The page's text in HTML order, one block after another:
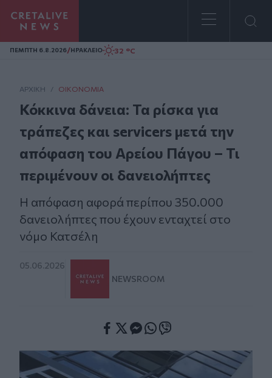
Homepage
ΠΕΜΠΤΗ 6.8.2026/ΗΡΑΚΛΕΙΟ 32 °C
ΑΡΧΙΚΗ / ΟΙΚΟΝΟΜΊΑ
Κόκκινα δάνεια: Τα ρίσκα για
τράπεζες και servicers μετά την
απόφαση του Αρείου Πάγου – Τι
περιμένουν οι δανειολήπτες
Η απόφαση αφορά περίπου 350.000
δανειολήπτες που έχουν ενταχτεί στο
νόμο Κατσέλη
05.06.2026
NEWSROOM